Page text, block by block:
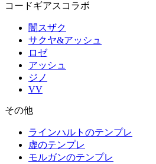
コードギアスコラボ
闇スザク
サクヤ&アッシュ
ロゼ
アッシュ
ジノ
VV
その他
ラインハルトのテンプレ
虚のテンプレ
モルガンのテンプレ